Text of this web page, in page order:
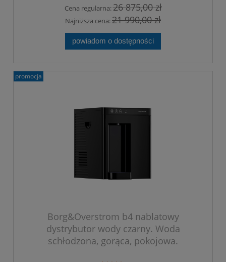
Cena regularna:26 875,00 zł
Najniższa cena:21 990,00 zł
powiadom o dostępności
Borg&Overstrom b4 nablatowy
dystrybutor wody czarny. Woda
schłodzona, gorąca, pokojowa.
promocja